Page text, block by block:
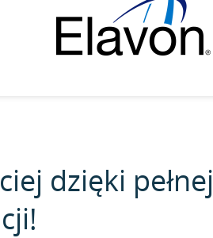
dzięki pełnej